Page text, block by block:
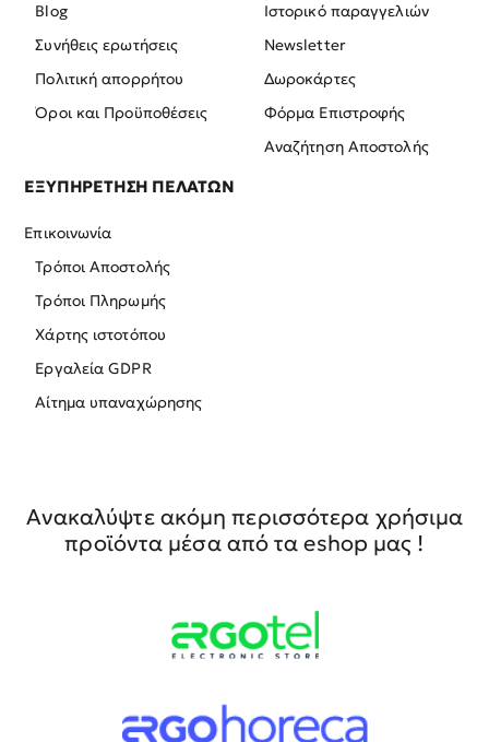
Blog
Συνήθεις ερωτήσεις
Πολιτική απορρήτου
Όροι και Προϋποθέσεις
Ιστορικό παραγγελιών
Newsletter
Δωροκάρτες
Φόρμα Επιστροφής
Αναζήτηση Αποστολής
ΕΞΥΠΗΡΕΤΗΣΗ ΠΕΛΑΤΩΝ
Επικοινωνία
Τρόποι Αποστολής
Τρόποι Πληρωμής
Χάρτης ιστοτόπου
Εργαλεία GDPR
Αίτημα υπαναχώρησης
Ανακαλύψτε ακόμη περισσότερα χρήσιμα
προϊόντα μέσα από τα eshop μας !